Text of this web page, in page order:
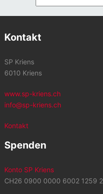
Kontakt
SP Kriens
6010 Kriens
www.sp-kriens.ch
info@sp-kriens.ch
Kontakt
Spenden
Konto SP Kriens
CH26 0900 0000 6002 1259 2